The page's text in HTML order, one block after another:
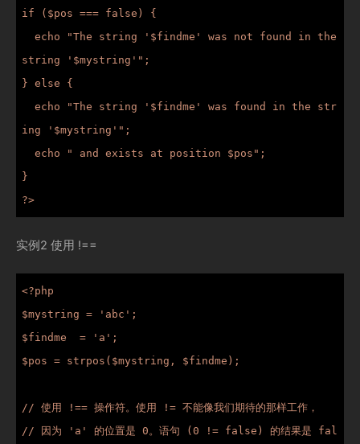
if ($pos === false) {
string '$mystring'";
} else {
ing '$mystring'";
}
?>
实例2 使用 !==
<?php
$mystring = 'abc';
$findme  = 'a';
$pos = strpos($mystring, $findme);
// 使用 !== 操作符。使用 != 不能像我们期待的那样工作，
// 因为 'a' 的位置是 0。语句 (0 != false) 的结果是 fal